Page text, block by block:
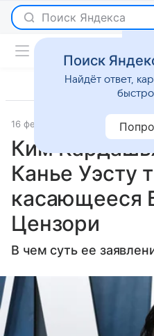
Поиск Яндекса
16 февраля 2024 Super.ru
Ким
Канье Уэсту
касающееся
Цензори
В чем суть ее
Поиск
Найдёт ответ,